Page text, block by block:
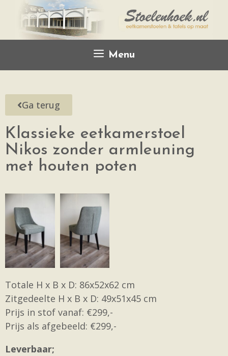
Menu
Ga terug
Klassieke eetkamerstoel
Nikos zonder armleuning
met houten poten
Totale H x B x D: 86x52x62 cm
Zitgedeelte H x B x D: 49x51x45 cm
Prijs in stof vanaf: €299,-
Prijs als afgebeeld: €299,-
Leverbaar;